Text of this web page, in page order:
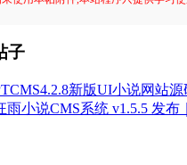
子
新版UI小说网站
雨小说CMS系统 v1.5.5 发